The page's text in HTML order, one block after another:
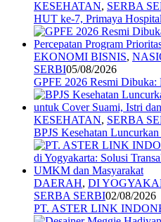
KESEHATAN, SERBA
HUT ke-7, Primaya
EKONOMI BISNIS,
SERBI05/08/2026
GPFE 2026 Resmi Dibuka:
KESEHATAN, SERBA
BPJS Kesehatan
DAERAH, DI
SERBA SERBI02/08/2026
PT. ASTER LINK